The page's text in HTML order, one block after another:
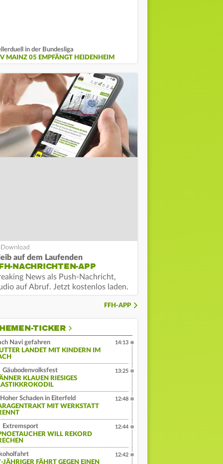
in der Bundesliga
MAINZ 05 EMPFÄNGT HEIDENHEIM
auf dem Laufenden
NACHRICHTEN-APP
News als Push-Nachricht,
auf Abruf. Jetzt kostenlos laden.
FFH-APP
TICKER
Navi gefahren
LANDET MIT KINDERN IM
14:13
Gäubodenvolksfest
KLAUEN RIESIGES
13:25
Schaden in Eiterfeld
MIT WERKSTATT
12:48
Extremsport
WILL REKORD
12:44
JÄHRIGER FÄHRT GEGEN EINEN
12:42